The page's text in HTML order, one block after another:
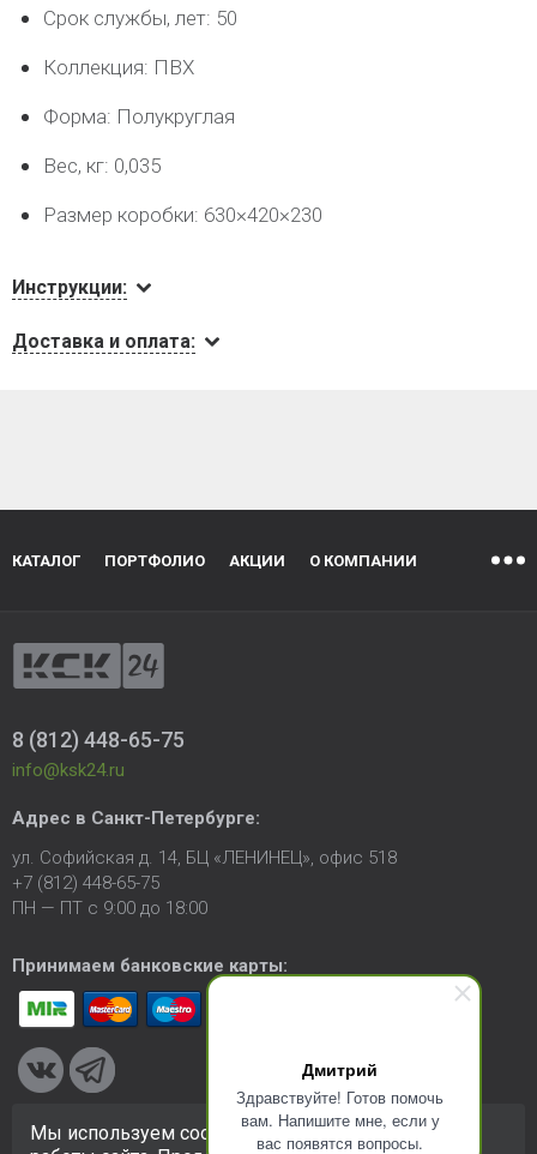
Дмитрий
Здравствуйте! Готов помочь
вам. Напишите мне, если у
вас появятся вопросы.
Срок службы, лет: 50
Коллекция: ПВХ
Форма: Полукруглая
Вес, кг: 0,035
Размер коробки: 630×420×230
Инструкции:
Доставка и оплата:
КАТАЛОГ ПОРТФОЛИО АКЦИИ О КОМПАНИИ
8 (812) 448-65-75
info@ksk24.ru
Адрес в Санкт-Петербурге:
ул. Софийская д. 14, БЦ «ЛЕНИНЕЦ», офис 518
+7 (812) 448-65-75
ПН — ПТ с 9:00 до 18:00
Принимаем банковские карты:
© 2005-2026 ООО «КСК». Сайт https://ksk24.ruсоздан
Мы используем cookie-файлы для улучшения